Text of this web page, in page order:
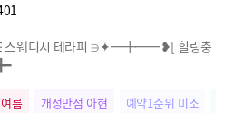
스웨디시 테라피 ∋✦━╋━━❥[ 힐링충
름 개성만점 아현 예약1순위 미소